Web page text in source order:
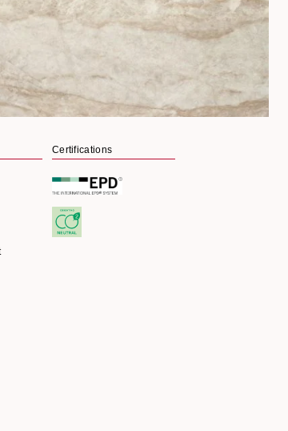
Certifications